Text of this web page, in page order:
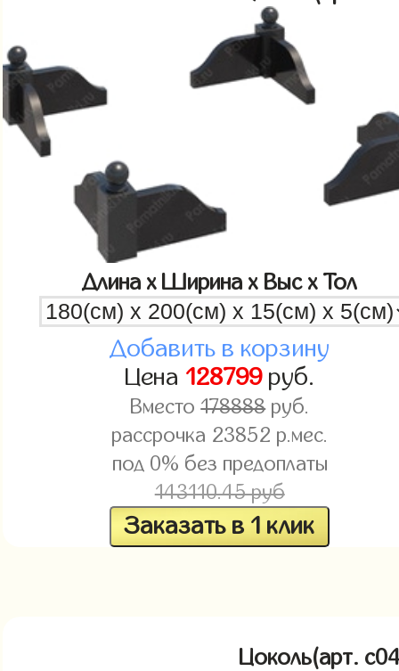
Длина x Ширина x Выс x Тол
Добавить в корзину
Цена 128799руб.
Вместо178888руб.
рассрочка 23852 р.мес.
под 0% без предоплаты
143110.45 руб
Заказать в 1 клик
Цоколь(арт.